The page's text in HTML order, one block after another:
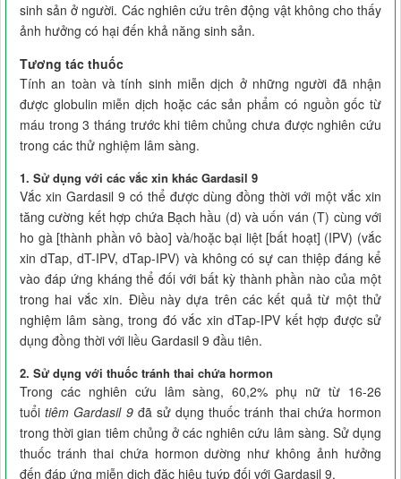
sinh sản ở người. Các nghiên cứu trên động vật không cho thấy
ảnh hưởng có hại đến khả năng sinh sản.
Tương tác thuốc
Tính an toàn và tính sinh miễn dịch ở những người đã nhận
được globulin miễn dịch hoặc các sản phẩm có nguồn gốc từ
máu trong 3 tháng trước khi tiêm chủng chưa được nghiên cứu
trong các thử nghiệm lâm sàng.
1. Sử dụng với các vắc xin khác Gardasil 9
Vắc xin Gardasil 9 có thể được dùng đồng thời với một vắc xin
tăng cường kết hợp chứa Bạch hầu (d) và uốn ván (T) cùng với
ho gà [thành phần vô bào] và/hoặc bại liệt [bất hoạt] (IPV) (vắc
xin dTap, dT-IPV, dTap-IPV) và không có sự can thiệp đáng kể
vào đáp ứng kháng thể đối với bất kỳ thành phần nào của một
trong hai vắc xin. Điều này dựa trên các kết quả từ một thử
nghiệm lâm sàng, trong đó vắc xin dTap-IPV kết hợp được sử
dụng đồng thời với liều Gardasil 9 đầu tiên.
2. Sử dụng với thuốc tránh thai chứa hormon
Trong các nghiên cứu lâm sàng, 60,2% phụ nữ từ 16-26
tuổitiêm Gardasil 9đã sử dụng thuốc tránh thai chứa hormon
trong thời gian tiêm chủng ở các nghiên cứu lâm sàng. Sử dụng
thuốc tránh thai chứa hormon dường như không ảnh hưởng
đến đáp ứng miễn dịch đặc hiệu tuýp đối với Gardasil 9.